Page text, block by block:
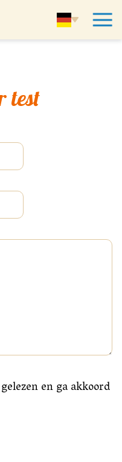
test
gelezen en ga akkoord